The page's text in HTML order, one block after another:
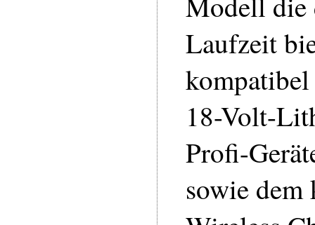
Laufzeit
18-Volt-
Profi-
sowie